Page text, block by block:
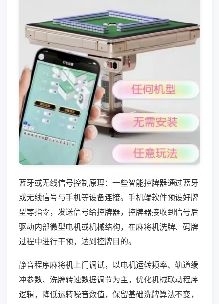
蓝牙或无线信号控制原理：一些智能控牌器通过蓝牙
或无线信号与手机等设备连接。手机端软件预设好牌
型等指令，发送信号给控牌器，控牌器接收到信号后
驱动内部微型电机或机械结构，在麻将机洗牌、码牌
过程中进行干预，达到控牌目的。
静音程序麻将机上门调试，以电机运转频率、轨道缓
冲参数、洗牌转速数据调节为主，优化机械联动程序
逻辑，降低运转噪音数值，保留基础洗牌算法不变，